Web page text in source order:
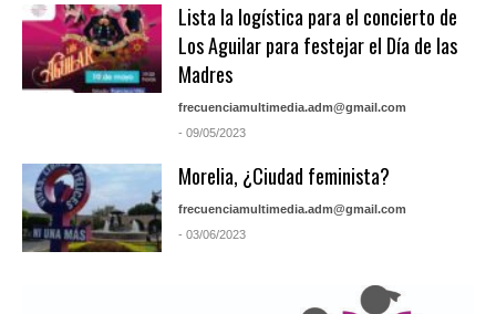
Lista la logística para el concierto de
Los Aguilar para festejar el Día de las
Madres
frecuenciamultimedia.adm@gmail.com
- 09/05/2023
Morelia, ¿Ciudad feminista?
frecuenciamultimedia.adm@gmail.com
- 03/06/2023